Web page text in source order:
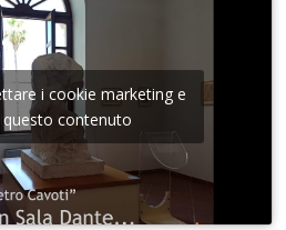
i cookie marketing e
questo contenuto